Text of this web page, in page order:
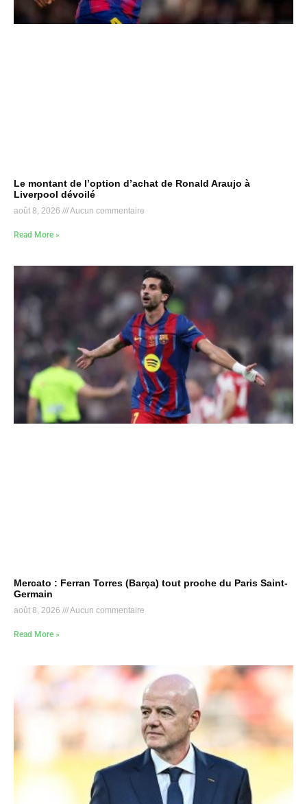
Le montant de l’option d’achat de Ronald Araujo à
Liverpool dévoilé
août 8, 2026 Aucun commentaire
Read More »
Mercato : Ferran Torres (Barça) tout proche du Paris Saint-
Germain
août 8, 2026 Aucun commentaire
Read More »